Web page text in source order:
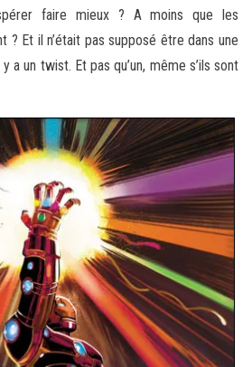
faire mieux ? A moins que les
? Et il n’était pas supposé être dans une
a un twist. Et pas qu’un, même s’ils sont